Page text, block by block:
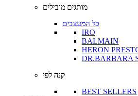
מותגים מובילים
כל המעצבים
IRO
BALMAIN
HERON
DR.BARBARA
קנה לפי
BEST SELLERS